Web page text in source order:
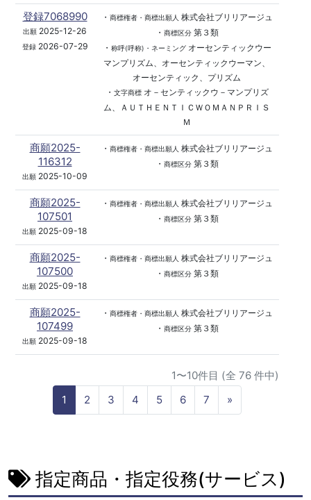
登録7068990
出願 2025-12-26
登録2026-07-29
・ 商標権者・商標出願人 株式会社ブリリアージュ
・ 商標区分第３類
・ 称呼(呼称)・ネーミングオーセンティックウー
マンプリズム、オーセンティックウーマン、
オーセンティック、プリズム
・ 文字商標オ－センティックウ－マンプリズ
ム、ＡＵＴＨＥＮＴＩＣＷＯＭＡＮＰＲＩＳ
Ｍ
商願2025-
116312
出願 2025-10-09
・ 商標権者・商標出願人 株式会社ブリリアージュ
・ 商標区分第３類
商願2025-
107501
出願 2025-09-18
・ 商標権者・商標出願人 株式会社ブリリアージュ
・ 商標区分第３類
商願2025-
107500
出願 2025-09-18
・ 商標権者・商標出願人 株式会社ブリリアージュ
・ 商標区分第３類
商願2025-
107499
出願 2025-09-18
・ 商標権者・商標出願人 株式会社ブリリアージュ
・ 商標区分第３類
1〜10件目 (全 76 件中)
1
2 3 4 5 6 7 »
e
指定商品・指定役務(サービス)